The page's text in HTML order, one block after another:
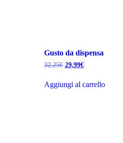
Gusto da dispensa
32,25€ Il
originale
era:
29,99€Il
attuale
è:
Aggiungi al carrello